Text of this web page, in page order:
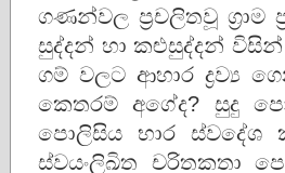
ගණන්වල ප්‍රචලිතවූ ග්‍රාම
සුද්දන් හා කළුසුද්දන්
ගම් වලට ආහාර ද්‍රව්‍ය
කෙතරම් අගේද? සුදු
පොලිසිය භාර
ස්වයංලිඛිත චරිතකතා